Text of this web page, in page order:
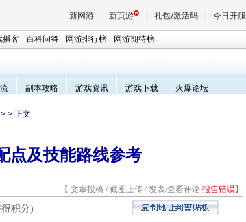
新网游 新页游 礼包/激活码 今日开服
播客 - 百科问答 - 网游排行榜 - 网游期待榜
副本攻略 游戏资讯 游戏下载 火爆论坛
> > 正文
点及技能路线参考
【 文章投稿 / 截图上传/ 发表/查看评论 报告错误】
积分)